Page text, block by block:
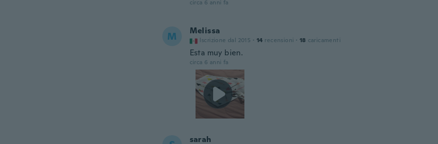
circa 6 anni fa
M Melissa
Iscrizione dal 2015 · 14 recensioni · 18 caricamenti
Esta muy bien.
circa 6 anni fa
sarah